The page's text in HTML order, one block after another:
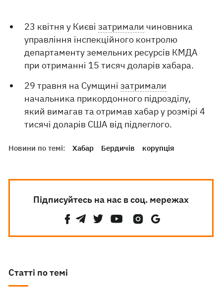
23 квітня у Києвізатримали чиновника
управління інспекційного контролю
департаменту земельних ресурсів КМДА
при отриманні 15 тисяч доларів хабара.
29 травня на Сумщинізатримали
начальника прикордонного підрозділу,
який вимагав та отримав хабар у розмірі 4
тисячі доларів США від підлеглого.
Новини по темі: Хабар Бердичів корупція
Підписуйтесь на нас в соц. мережах
Статті по темі